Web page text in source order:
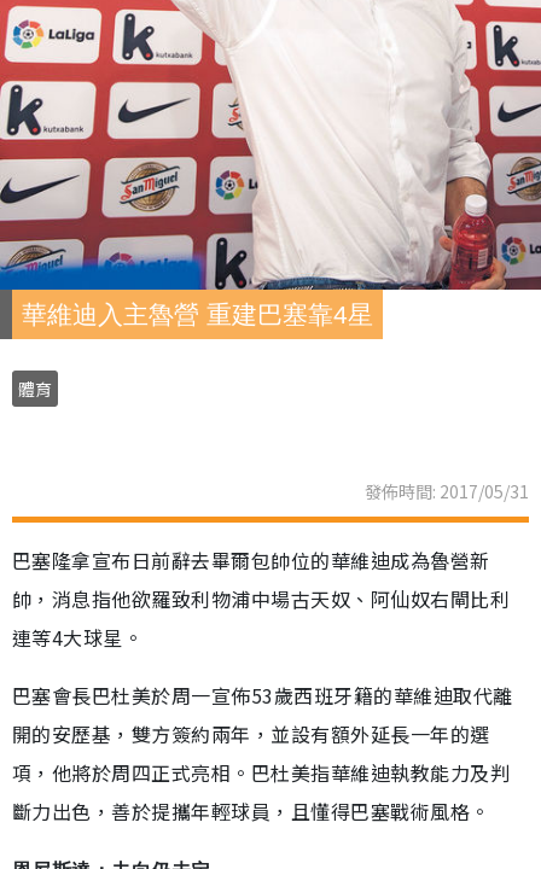
華維迪入主魯營 重建巴塞靠4星
體育
發佈時間: 2017/05/31
巴塞隆拿宣布日前辭去畢爾包帥位的華維迪成為魯營新
帥，消息指他欲羅致利物浦中場古天奴、阿仙奴右閘比利
連等4大球星。
巴塞會長巴杜美於周一宣佈53歲西班牙籍的華維迪取代離
開的安歷基，雙方簽約兩年，並設有額外延長一年的選
項，他將於周四正式亮相。巴杜美指華維迪執教能力及判
斷力出色，善於提攜年輕球員，且懂得巴塞戰術風格。